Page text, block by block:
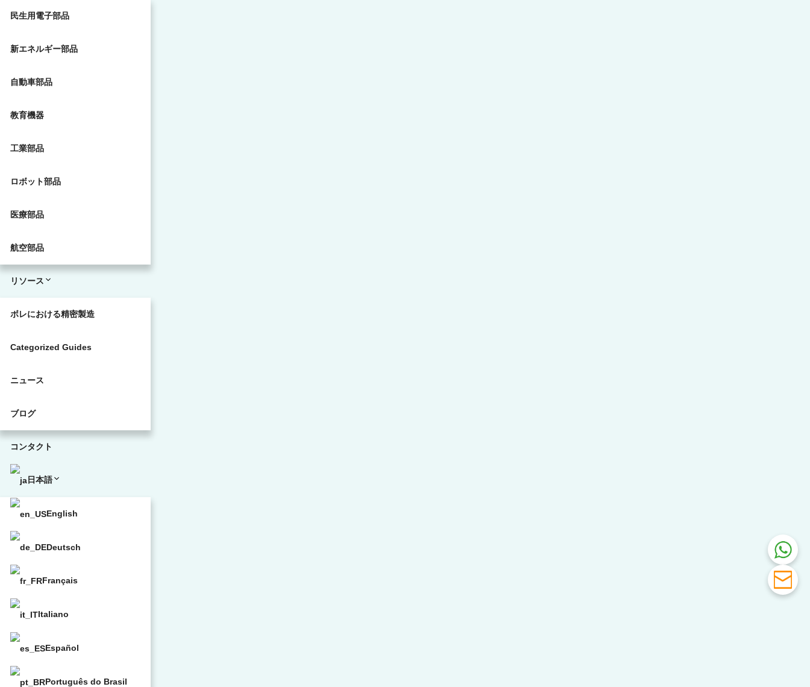
民生用電子部品
新エネルギー部品
自動車部品
教育機器
工業部品
ロボット部品
医療部品
航空部品
リソース
ボレにおける精密製造
Categorized Guides
ニュース
ブログ
コンタクト
日本語
English
Deutsch
Français
Italiano
Español
Português do Brasil